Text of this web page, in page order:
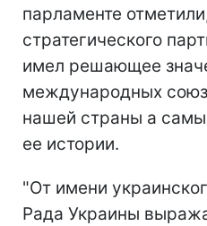
парламенте
стратегического
имел решающее
международных
нашей страны а
ее истории.
"От имени
Рада Украины